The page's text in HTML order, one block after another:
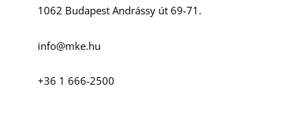
1062 Budapest Andrássy út 69-71.
info@mke.hu
+36 1 666-2500